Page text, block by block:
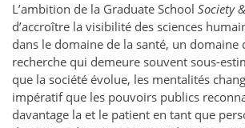
L’ambition de la Graduate School Society
d’accroître la visibilité des sciences
dans le domaine de la santé, un domaine
recherche qui demeure souvent sous-
que la société évolue, les mentalités
impératif que les pouvoirs publics
davantage la et le patient en tant que